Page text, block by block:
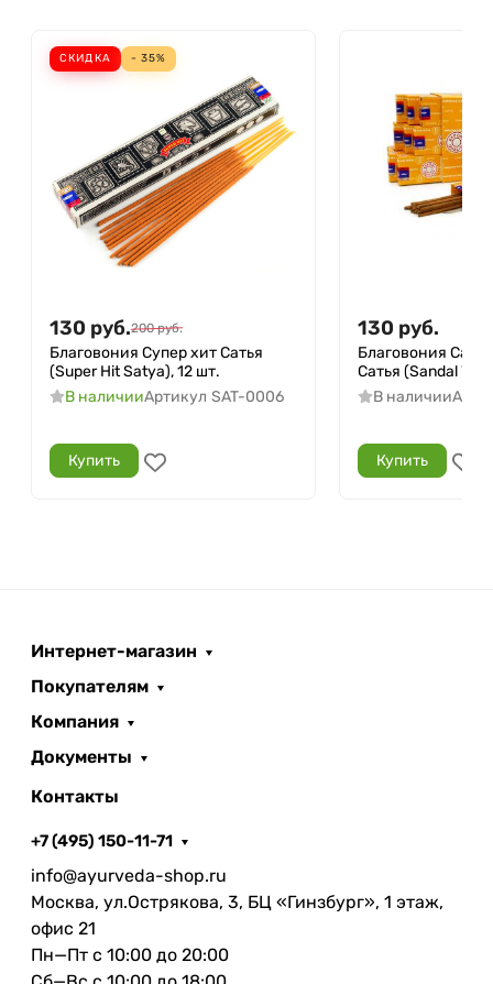
СКИДКА - 35%
130 руб.200 руб.
Благовония Супер хит Сатья
(Super Hit Satya), 12 шт.
В наличииАртикул SAT-0006
Купить
130 руб.
Благовония
Сатья (Sandal
В наличии
Купить
Интернет-магазин
Покупателям
Компания
Документы
Контакты
+7 (495) 150-11-71
info@ayurveda-shop.ru
Москва, ул.Острякова, 3, БЦ «Гинзбург», 1 этаж,
офис 21
Пн—Пт с 10:00 до 20:00